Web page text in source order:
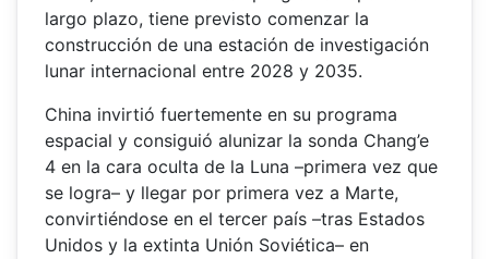
largo plazo, tiene previsto comenzar la
construcción de una estación de investigación
lunar internacional entre 2028 y 2035.
China invirtió fuertemente en su programa
espacial y consiguió alunizar la sonda Chang’e
4 en la cara oculta de la Luna –primera vez que
se logra– y llegar por primera vez a Marte,
convirtiéndose en el tercer país –tras Estados
Unidos y la extinta Unión Soviética– en